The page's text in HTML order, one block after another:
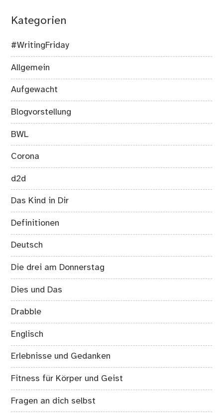
Kategorien
#WritingFriday
Allgemein
Aufgewacht
Blogvorstellung
BWL
Corona
d2d
Das Kind in Dir
Definitionen
Deutsch
Die drei am Donnerstag
Dies und Das
Drabble
Englisch
Erlebnisse und Gedanken
Fitness für Körper und Geist
Fragen an dich selbst